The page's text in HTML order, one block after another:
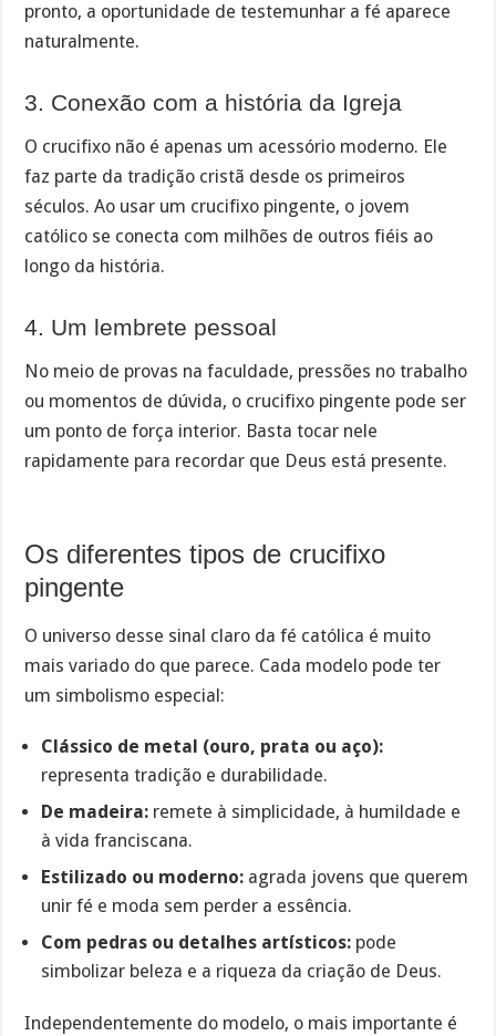
pronto, a oportunidade de testemunhar a fé aparece
naturalmente.
3. Conexão com a história da Igreja
O crucifixo não é apenas um acessório moderno. Ele
faz parte da tradição cristã desde os primeiros
séculos. Ao usar um crucifixo pingente, o jovem
católico se conecta com milhões de outros fiéis ao
longo da história.
4. Um lembrete pessoal
No meio de provas na faculdade, pressões no trabalho
ou momentos de dúvida, o crucifixo pingente pode ser
um ponto de força interior. Basta tocar nele
rapidamente para recordar que Deus está presente.
Os diferentes tipos de crucifixo
pingente
O universo desse sinal claro da fé católica é muito
mais variado do que parece. Cada modelo pode ter
um simbolismo especial:
Clássico de metal (ouro, prata ou aço):
representa tradição e durabilidade.
De madeira: remete à simplicidade, à humildade e
à vida franciscana.
Estilizado ou moderno: agrada jovens que querem
unir fé e moda sem perder a essência.
Com pedras ou detalhes artísticos: pode
simbolizar beleza e a riqueza da criação de Deus.
Independentemente do modelo, o mais importante é